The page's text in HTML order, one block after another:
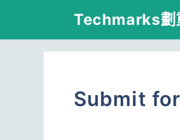
Techmarks劃
Submit